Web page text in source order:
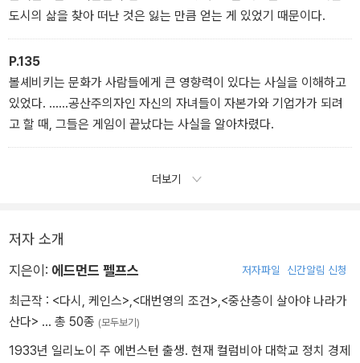
도시의 삶을 찾아 떠난 것은 잃는 만큼 얻는 게 있었기 때문이다.
P.135
볼셰비키는 문화가 사람들에게 큰 영향력이 있다는 사실을 이해하고
있었다. ……공산주의자인 자신의 자녀들이 자본가와 기업가가 되려
고 할 때, 그들은 게임이 끝났다는 사실을 알아차렸다.
더보기
저자 소개
지은이: 에드먼드 펠프스 저자파일 신간알림 신청
최근작 : <다시, 케인스>,<대번영의 조건>,<중산층이 살아야 나라가
산다> … 총 50종 (모두보기)
1933년 일리노이 주 에번스턴 출생. 현재 컬럼비아 대학교 정치 경제